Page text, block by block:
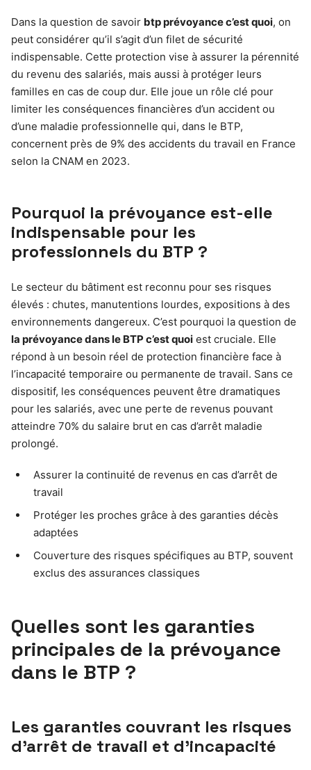
Dans la question de savoir btp prévoyance c’est quoi, on
peut considérer qu’il s’agit d’un filet de sécurité
indispensable. Cette protection vise à assurer la pérennité
du revenu des salariés, mais aussi à protéger leurs
familles en cas de coup dur. Elle joue un rôle clé pour
limiter les conséquences financières d’un accident ou
d’une maladie professionnelle qui, dans le BTP,
concernent près de 9% des accidents du travail en France
selon la CNAM en 2023.
Pourquoi la prévoyance est-elle
indispensable pour les
professionnels du BTP ?
Le secteur du bâtiment est reconnu pour ses risques
élevés : chutes, manutentions lourdes, expositions à des
environnements dangereux. C’est pourquoi la question de
la prévoyance dans le BTP c’est quoi est cruciale. Elle
répond à un besoin réel de protection financière face à
l’incapacité temporaire ou permanente de travail. Sans ce
dispositif, les conséquences peuvent être dramatiques
pour les salariés, avec une perte de revenus pouvant
atteindre 70% du salaire brut en cas d’arrêt maladie
prolongé.
Assurer la continuité de revenus en cas d’arrêt de
travail
Protéger les proches grâce à des garanties décès
adaptées
Couverture des risques spécifiques au BTP, souvent
exclus des assurances classiques
Quelles sont les garanties
principales de la prévoyance
dans le BTP ?
Les garanties couvrant les risques
d’arrêt de travail et d’incapacité